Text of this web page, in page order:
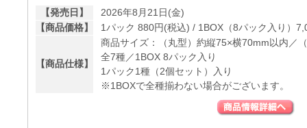
【発売日】
2026年8月21日(金)
【商品価格】
1パック 880円(税込) / 1BOX（8パック入り）
【商品仕様】
商品サイズ：（丸型）約縦75×横70mm以内／
全7種／1BOX 8パック入り
1パック1種（2個セット）入り
※1BOXで全種揃わない場合がございます。